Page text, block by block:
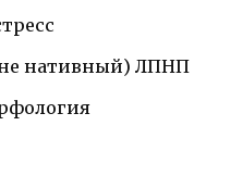
нативный) ЛПНП